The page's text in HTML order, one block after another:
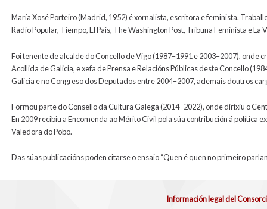
María Xosé Porteiro (Madrid, 1952) é xornalista, escritora e feminista.
Radio Popular, Tiempo, El País, The Washington Post, Tribuna Feminista e La
Foi tenente de alcalde do Concello de Vigo (1987–1991 e 2003–2007), onde
Acollida de Galicia, e xefa de Prensa e Relacións Públicas deste Concello
Galicia e no Congreso dos Deputados entre 2004–2007, ademais doutros
Formou parte do Consello da Cultura Galega (2014–2022), onde dirixiu o
En 2009 recibiu a Encomenda ao Mérito Civil pola súa contribución á política
Valedora do Pobo.
Das súas publicacións poden citarse o ensaio “Quen é quen no primeiro
Información legal del